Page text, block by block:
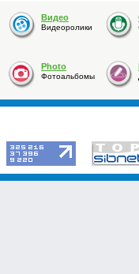
Видео
Видеоролики
Photo
Фотоальбомы